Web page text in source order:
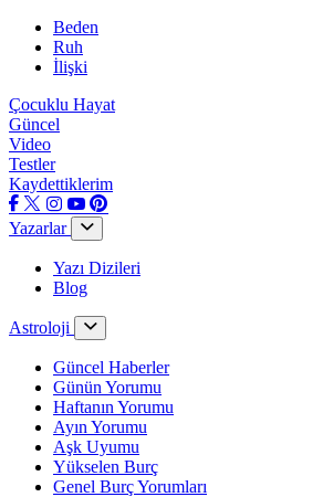
Beden
Ruh
İlişki
Çocuklu Hayat
Güncel
Video
Testler
Kaydettiklerim
Yazarlar
Yazı Dizileri
Blog
Astroloji
Güncel Haberler
Günün Yorumu
Haftanın Yorumu
Ayın Yorumu
Aşk Uyumu
Yükselen Burç
Genel Burç Yorumları